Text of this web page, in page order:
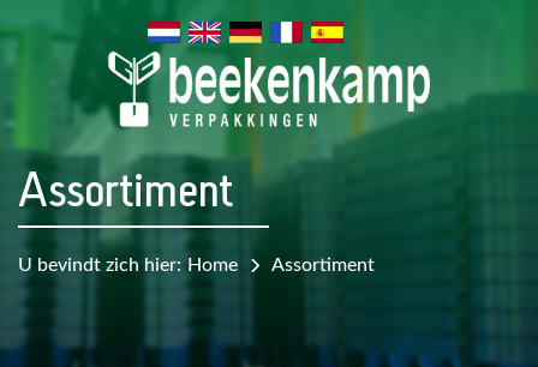
Assortiment
U bevindt zich hier: Home Assortiment